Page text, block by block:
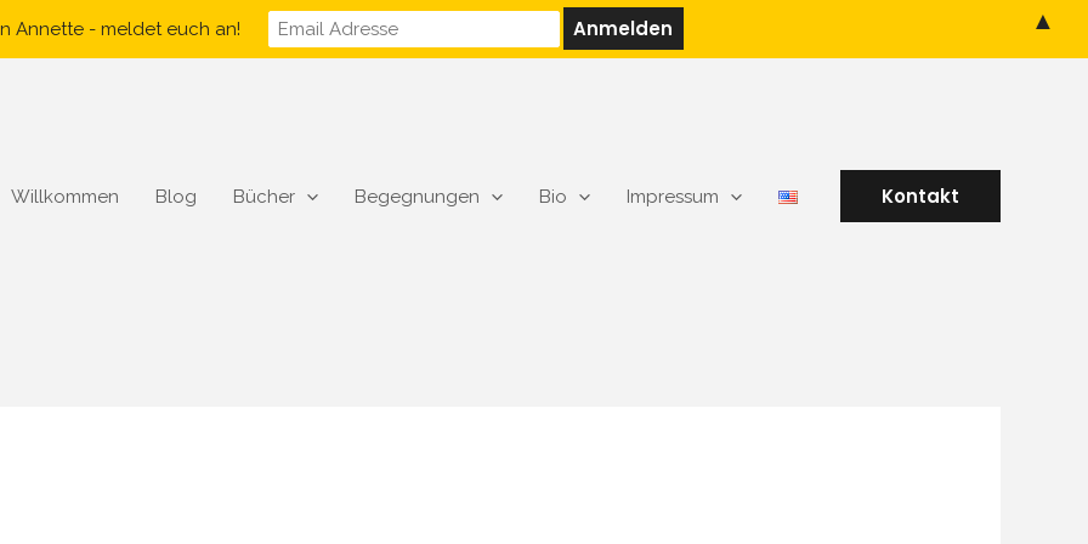
Willkommen Blog Bücher Begegnungen Bio Impressum Kontakt
Annette - meldet euch an! ▲